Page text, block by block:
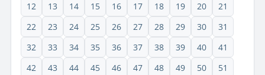
12
13 14 15 16 17 18 19 20
21
22
23 24 25 26 27 28 29 30
31
32
33 34 35 36 37 38 39 40
41
42
43 44 45 46 47 48 49 50
51